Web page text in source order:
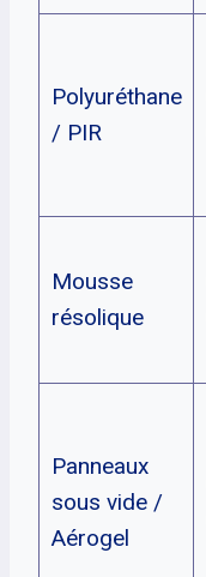
Polyuréthane
/ PIR
Mousse
résolique
Panneaux
sous vide /
Aérogel